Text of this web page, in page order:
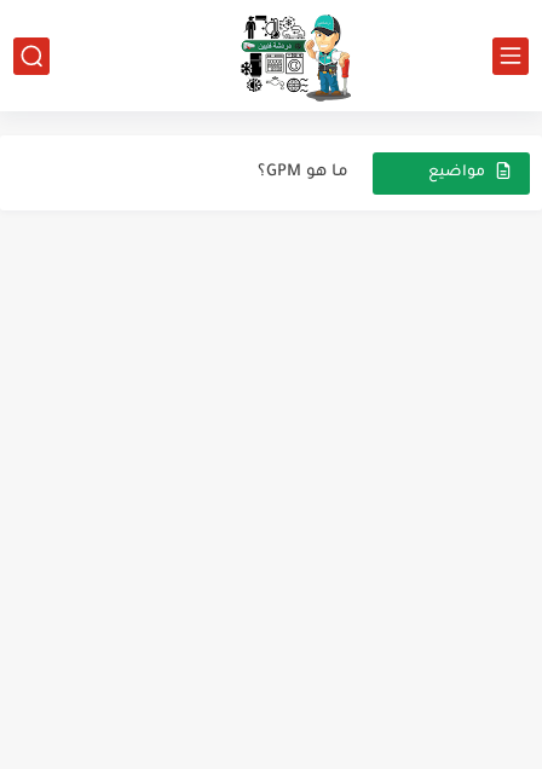
مواضيع
كيف تعرف حجم الثلاجة بالقياس؟
ما هو GPM؟